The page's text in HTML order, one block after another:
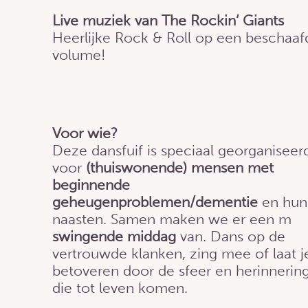
Live muziek van The Rockin’ Giants
Heerlijke Rock & Roll op een
volume!
Voor wie?
Deze dansfuif is speciaal
voor (thuiswonende) mensen met
beginnende
geheugenproblemen/dementie en hun
naasten. Samen maken we er een m
swingende middag van. Dans op de
vertrouwde klanken, zing mee of laat
betoveren door de sfeer en
die tot leven komen.